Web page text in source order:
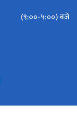
(९:००-५:००) बजे